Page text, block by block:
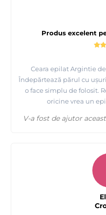
Produs excelent
Ceara epilat Argintie
Îndepărtează părul cu
o face simplu de folosit.
oricine vrea un
V-a fost de ajutor